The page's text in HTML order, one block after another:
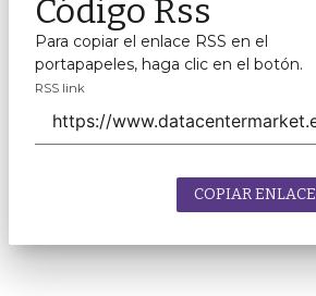
Código Rss
Para copiar el enlace RSS en el
portapapeles, haga clic en el botón.
RSS link
COPIAR ENLACE